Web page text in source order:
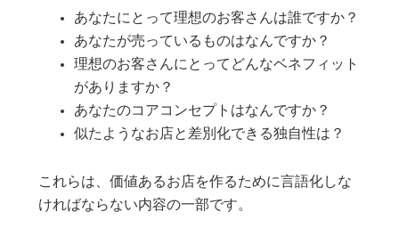
あなたにとって理想のお客さんは誰ですか？
あなたが売っているものはなんですか？
理想のお客さんにとってどんなベネフィット
がありますか？
あなたのコアコンセプトはなんですか？
似たようなお店と差別化できる独自性は？
これらは、価値あるお店を作るために言語化しな
ければならない内容の一部です。